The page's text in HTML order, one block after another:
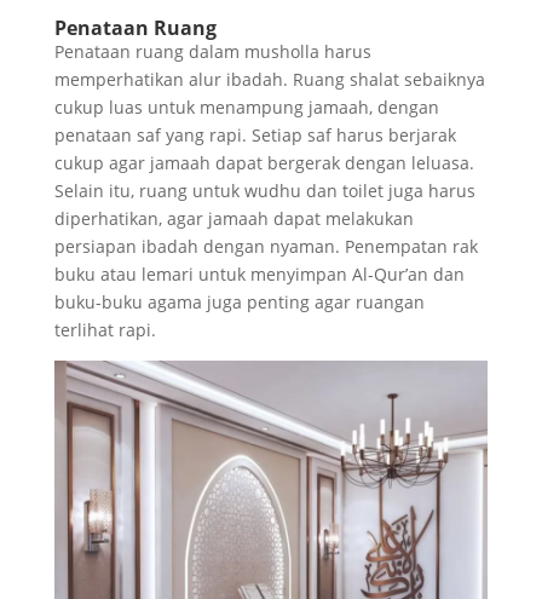
Penataan Ruang
Penataan ruang dalam musholla harus
memperhatikan alur ibadah. Ruang shalat sebaiknya
cukup luas untuk menampung jamaah, dengan
penataan saf yang rapi. Setiap saf harus berjarak
cukup agar jamaah dapat bergerak dengan leluasa.
Selain itu, ruang untuk wudhu dan toilet juga harus
diperhatikan, agar jamaah dapat melakukan
persiapan ibadah dengan nyaman. Penempatan rak
buku atau lemari untuk menyimpan Al-Qur’an dan
buku-buku agama juga penting agar ruangan
terlihat rapi.